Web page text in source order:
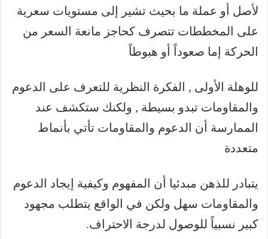
لأصل أو عملة ما بحيث تشير إلى مستويات سعرية
على المخططات تتصرف كحاجز مانعة السعر من
الحركة إما صعوداً أو هبوطاً
للوهلة الأولى , الفكرة النظرية للتعرف على الدعوم
والمقاومات تبدو بسيطة , ولكنك ستكشف عند
الممارسة أن الدعوم والمقاومات تأتي بأنماط
متعددة
يتبادر للذهن مبدئيا أن المفهوم وكيفية إيجاد الدعوم
والمقاومات سهل ولكن في الواقع يتطلب مجهود
كبير نسبياً للوصول لدرجة الاحتراف.